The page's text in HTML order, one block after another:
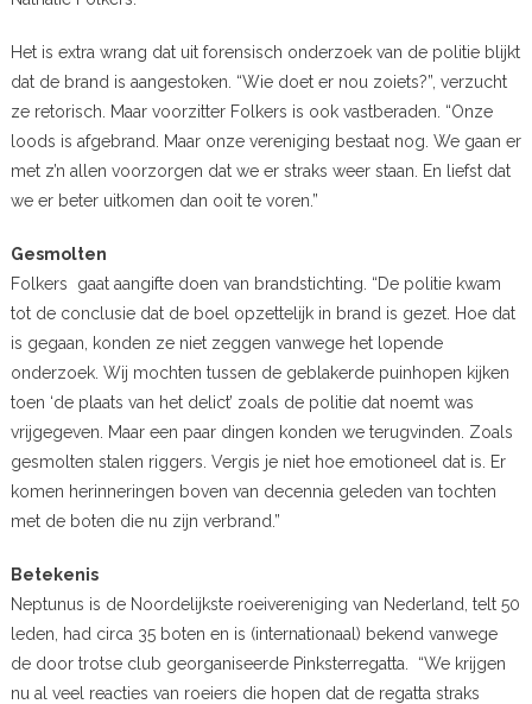
Het is extra wrang dat uit forensisch onderzoek van de politie blijkt
dat de brand is aangestoken. “Wie doet er nou zoiets?”, verzucht
ze retorisch. Maar voorzitter Folkers is ook vastberaden. “Onze
loods is afgebrand. Maar onze vereniging bestaat nog. We gaan er
met z’n allen voorzorgen dat we er straks weer staan. En liefst dat
we er beter uitkomen dan ooit te voren.”
Gesmolten
Folkers gaat aangifte doen van brandstichting. “De politie kwam
tot de conclusie dat de boel opzettelijk in brand is gezet. Hoe dat
is gegaan, konden ze niet zeggen vanwege het lopende
onderzoek. Wij mochten tussen de geblakerde puinhopen kijken
toen ‘de plaats van het delict’ zoals de politie dat noemt was
vrijgegeven. Maar een paar dingen konden we terugvinden. Zoals
gesmolten stalen riggers. Vergis je niet hoe emotioneel dat is. Er
komen herinneringen boven van decennia geleden van tochten
met de boten die nu zijn verbrand.”
Betekenis
Neptunus is de Noordelijkste roeivereniging van Nederland, telt 50
leden, had circa 35 boten en is (internationaal) bekend vanwege
de door trotse club georganiseerde Pinksterregatta. “We krijgen
nu al veel reacties van roeiers die hopen dat de regatta straks